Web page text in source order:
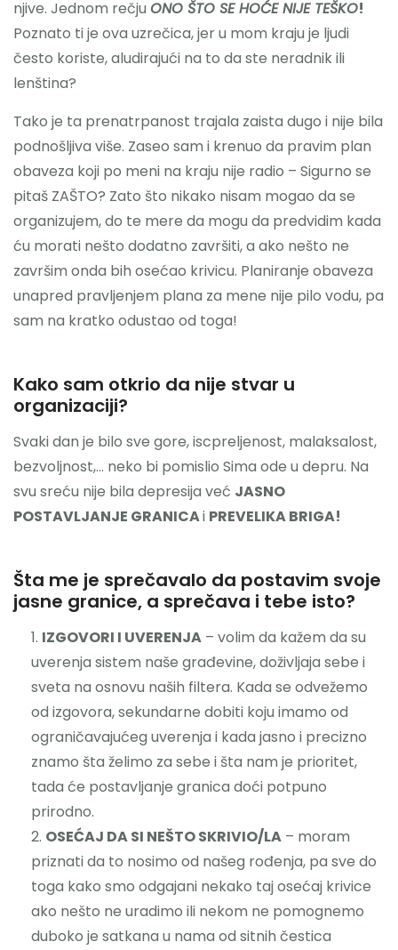
njive. Jednom rečju ONO ŠTO SE HOĆE NIJE TEŠKO!
Poznato ti je ova uzrečica, jer u mom kraju je ljudi
često koriste, aludirajući na to da ste neradnik ili
lenština?
Tako je ta prenatrpanost trajala zaista dugo i nije bila
podnošljiva više. Zaseo sam i krenuo da pravim plan
obaveza koji po meni na kraju nije radio – Sigurno se
pitaš ZAŠTO? Zato što nikako nisam mogao da se
organizujem, do te mere da mogu da predvidim kada
ću morati nešto dodatno završiti, a ako nešto ne
završim onda bih osećao krivicu. Planiranje obaveza
unapred pravljenjem plana za mene nije pilo vodu, pa
sam na kratko odustao od toga!
Kako sam otkrio da nije stvar u
organizaciji?
Svaki dan je bilo sve gore, iscpreljenost, malaksalost,
bezvoljnost,… neko bi pomislio Sima ode u depru. Na
svu sreću nije bila depresija već JASNO
POSTAVLJANJE GRANICAi PREVELIKA BRIGA!
Šta me je sprečavalo da postavim svoje
jasne granice, a sprečava i tebe isto?
IZGOVORI I UVERENJA – volim da kažem da su
uverenja sistem naše građevine, doživljaja sebe i
sveta na osnovu naših filtera. Kada se odvežemo
od izgovora, sekundarne dobiti koju imamo od
ograničavajućeg uverenja i kada jasno i precizno
znamo šta želimo za sebe i šta nam je prioritet,
tada će postavljanje granica doći potpuno
prirodno.
OSEĆAJ DA SI NEŠTO SKRIVIO/LA – moram
priznati da to nosimo od našeg rođenja, pa sve do
toga kako smo odgajani nekako taj osećaj krivice
ako nešto ne uradimo ili nekom ne pomognemo
duboko je satkana u nama od sitnih čestica